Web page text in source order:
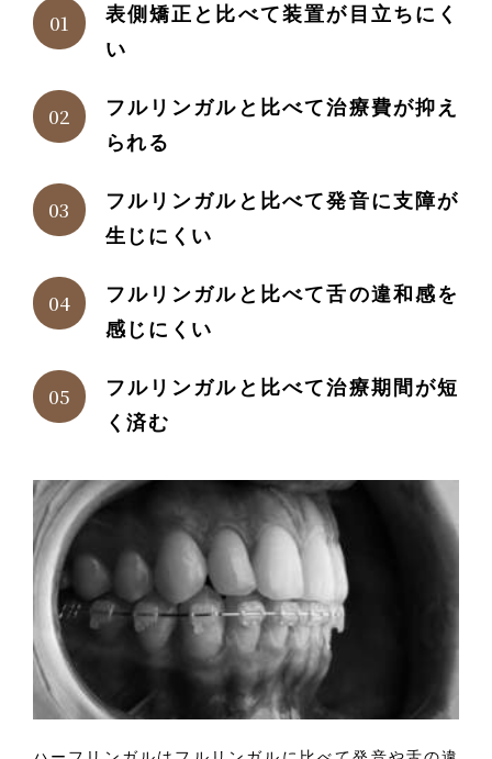
表側矯正と比べて装置が目立ちにく
い
フルリンガルと比べて治療費が抑え
られる
フルリンガルと比べて発音に支障が
生じにくい
フルリンガルと比べて舌の違和感を
感じにくい
フルリンガルと比べて治療期間が短
く済む